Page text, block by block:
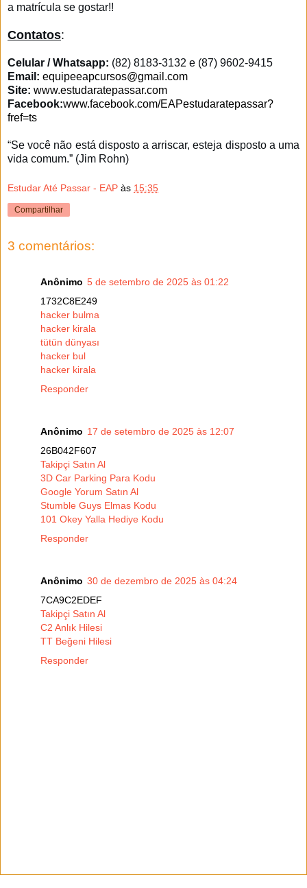
a matrícula se gostar!!
Contatos:
Celular / Whatsapp: (82) 8183-3132 e (87) 9602-9415
Email: equipeeapcursos@gmail.com
Site: www.estudaratepassar.com
Facebook:www.facebook.com/EAPestudaratepassar?
fref=ts
“Se você não está disposto a arriscar, esteja disposto a uma
vida comum.” (Jim Rohn)
Estudar Até Passar - EAP às 15:35
Compartilhar
3 comentários:
Anônimo 5 de setembro de 2025 às 01:22
1732C8E249
hacker bulma
hacker kirala
tütün dünyası
hacker bul
hacker kirala
Responder
Anônimo 17 de setembro de 2025 às 12:07
26B042F607
Takipçi Satın Al
3D Car Parking Para Kodu
Google Yorum Satın Al
Stumble Guys Elmas Kodu
101 Okey Yalla Hediye Kodu
Responder
Anônimo 30 de dezembro de 2025 às 04:24
7CA9C2EDEF
Takipçi Satın Al
C2 Anlık Hilesi
TT Beğeni Hilesi
Responder